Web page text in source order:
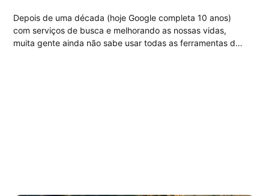
Depois de uma década (hoje Google completa 10 anos)
com serviços de busca e melhorando as nossas vidas,
muita gente ainda não sabe usar todas as ferramentas do